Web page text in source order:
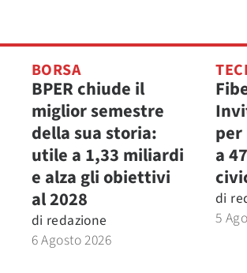
BORSA
BPER chiude il
miglior semestre
della sua storia:
utile a 1,33 miliardi
e alza gli obiettivi
al 2028
di redazione
6 Agosto 2026
a
di
5